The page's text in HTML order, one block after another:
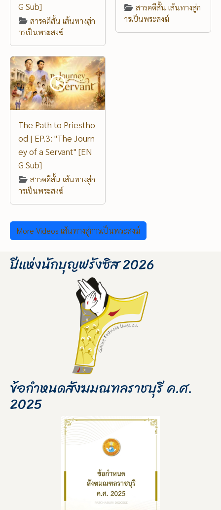
G Sub]
สารคดีสั้น เส้นทางสู่ก
ารเป็นพระสงฆ์
สารคดีสั้น เส้นทางสู่ก
ารเป็นพระสงฆ์
The Path to Priestho
od | EP.3: "The Journ
ey of a Servant" [EN
G Sub]
สารคดีสั้น เส้นทางสู่ก
ารเป็นพระสงฆ์
More Videos เส้นทางสู่การเป็นพระสงฆ์
ปีแห่งนักบุญฟรังซิส 2026
ข้อกำหนดสังฆมณฑลราชบุรี ค.ศ.
2025